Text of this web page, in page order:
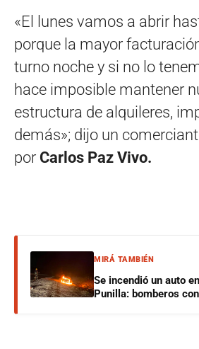
«El lunes vamos a abrir
porque la mayor
turno noche y si no lo
hace imposible mantener
estructura de alquileres,
demás»; dijo un
por Carlos Paz Vivo.
MIRÁ TAMBIÉN
Se incendió un auto
Punilla: bomberos